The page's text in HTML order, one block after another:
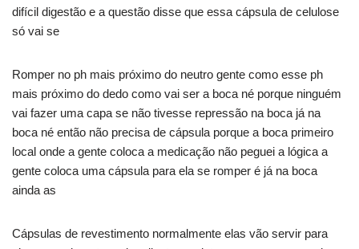
difícil digestão e a questão disse que essa cápsula de celulose
só vai se
Romper no ph mais próximo do neutro gente como esse ph
mais próximo do dedo como vai ser a boca né porque ninguém
vai fazer uma capa se não tivesse repressão na boca já na
boca né então não precisa de cápsula porque a boca primeiro
local onde a gente coloca a medicação não peguei a lógica a
gente coloca uma cápsula para ela se romper é já na boca
ainda as
Cápsulas de revestimento normalmente elas vão servir para